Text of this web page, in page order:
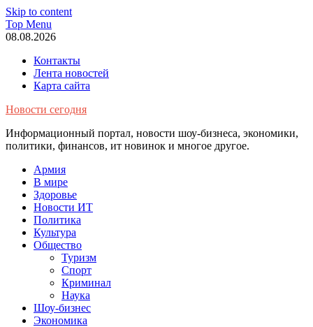
Skip to content
Top Menu
08.08.2026
Контакты
Лента новостей
Карта сайта
Новости сегодня
Информационный портал, новости шоу-бизнеса, экономики,
политики, финансов, ит новинок и многое другое.
Армия
В мире
Здоровье
Новости ИТ
Политика
Культура
Общество
Туризм
Спорт
Криминал
Наука
Шоу-бизнес
Экономика